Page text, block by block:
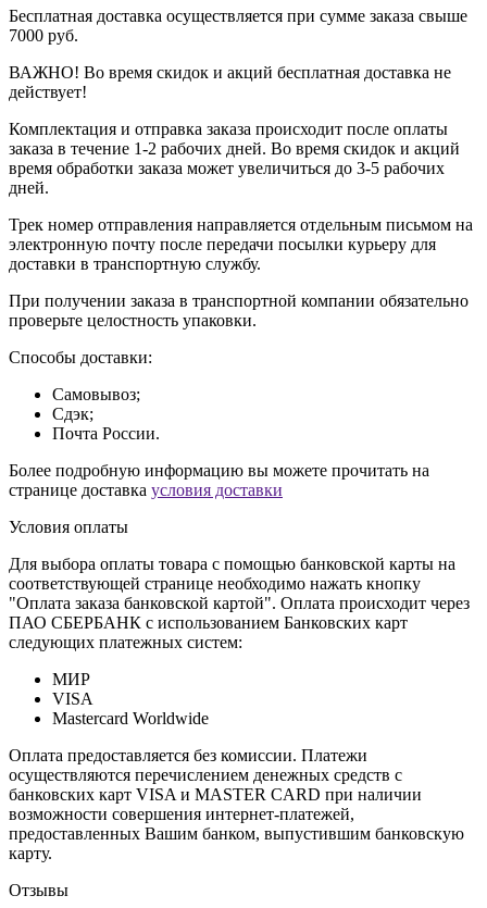
Бесплатная доставка осуществляется при сумме заказа свыше
7000 руб.
ВАЖНО! Во время скидок и акций бесплатная доставка не
действует!
Комплектация и отправка заказа происходит после оплаты
заказа в течение 1-2 рабочих дней. Во время скидок и акций
время обработки заказа может увеличиться до 3-5 рабочих
дней.
Трек номер отправления направляется отдельным письмом на
электронную почту после передачи посылки курьеру для
доставки в транспортную службу.
При получении заказа в транспортной компании обязательно
проверьте целостность упаковки.
Способы доставки:
Самовывоз;
Сдэк;
Почта России.
Более подробную информацию вы можете прочитать на
странице доставка условия доставки
Условия оплаты
Для выбора оплаты товара с помощью банковской карты на
соответствующей странице необходимо нажать кнопку
"Оплата заказа банковской картой". Оплата происходит через
ПАО СБЕРБАНК с использованием Банковских карт
следующих платежных систем:
МИР
VISA
Mastercard Worldwide
Оплата предоставляется без комиссии. Платежи
осуществляются перечислением денежных средств с
банковских карт VISA и MASTER CARD при наличии
возможности совершения интернет-платежей,
предоставленных Вашим банком, выпустившим банковскую
карту.
Отзывы